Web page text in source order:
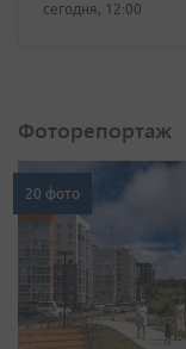
сегодня, 12:00
Фоторепортаж
20 фото